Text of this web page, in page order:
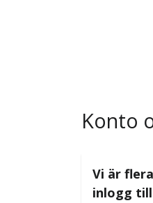
Konto
Vi är
inlogg